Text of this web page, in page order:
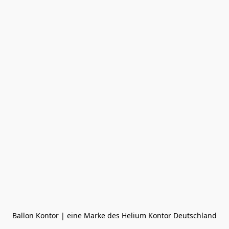
Ballon Kontor | eine Marke des Helium Kontor Deutschland